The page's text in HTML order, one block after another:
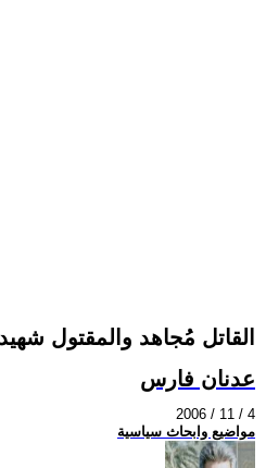
القاتل مُجاهد والمقتول شهيد
عدنان فارس
2006 / 11 / 4
مواضيع وابحاث سياسية